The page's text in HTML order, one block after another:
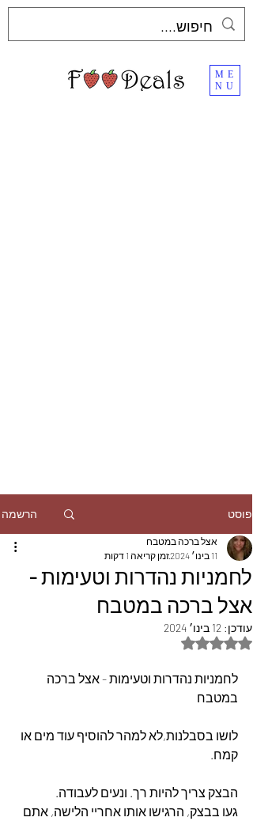
ME
NU
פוסט הרשמה
לחמניות נהדרות וטעימות -
אצל ברכה במטבח
אצל ברכה במטבח
11 בינו׳ 2024
זמן קריאה 1 דקות
עודכן: 12 בינו׳ 2024
דירוג של NaN מתוך 5 כוכבים
לחמניות נהדרות וטעימות - אצל ברכה
במטבח
לושו בסבלנות,לא למהר להוסיף עוד מים או
קמח.
הבצק צריך להיות רך. ונעים לעבודה.
געו בבצק, הרגישו אותו אחריי הלישה, אתם